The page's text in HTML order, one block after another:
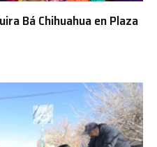
Bá Chihuahua en Plaza